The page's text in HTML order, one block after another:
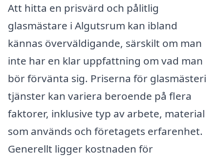
Att hitta en prisvärd och pålitlig
glasmästare i Algutsrum kan ibland
kännas överväldigande, särskilt om man
inte har en klar uppfattning om vad man
bör förvänta sig. Priserna för glasmästeri
tjänster kan variera beroende på flera
faktorer, inklusive typ av arbete, material
som används och företagets erfarenhet.
Generellt ligger kostnaden för